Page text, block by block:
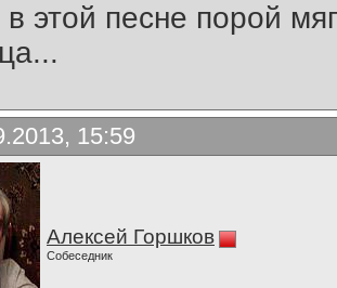
в этой песне порой
15:59
Алексей Горшков
Собеседник